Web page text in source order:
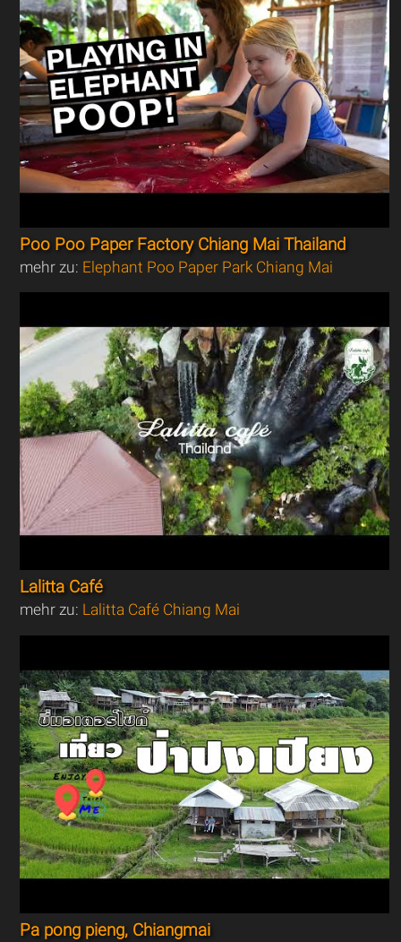
Poo Poo Paper Factory Chiang Mai Thailand
mehr zu: Elephant Poo Paper Park Chiang Mai
Lalitta Café
mehr zu: Lalitta Café Chiang Mai
Pa pong pieng, Chiangmai